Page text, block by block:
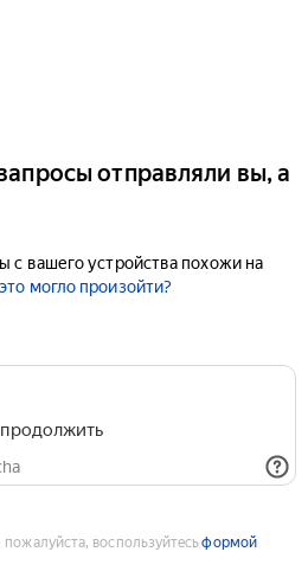
отправляли вы, а
с вашего устройства похожи на
могло произойти?
воспользуйтесьформой